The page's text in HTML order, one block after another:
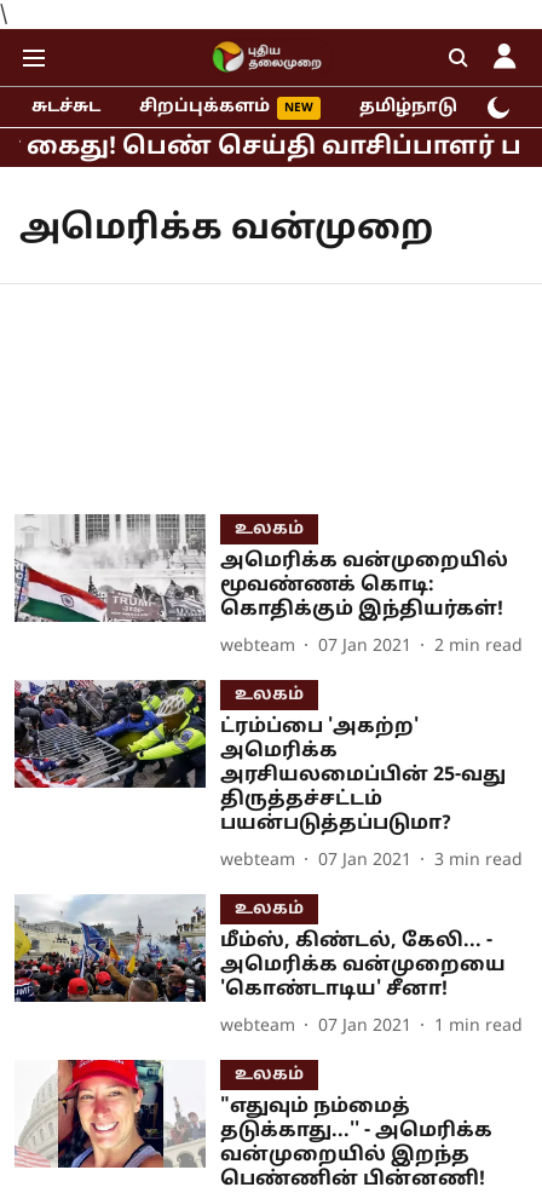
\
சுடச்சுட சிறப்புக்களம் தமிழ்நாடு
கைது! பெண் செய்தி வாசிப்பாளர்
அமெரிக்க வன்முறை
உலகம்
அமெரிக்க வன்முறையில்
மூவண்ணக் கொடி:
கொதிக்கும் இந்தியர்கள்!
webteam 07 Jan 2021 2 min read
உலகம்
ட்ரம்ப்பை 'அகற்ற'
அமெரிக்க
அரசியலமைப்பின் 25-வது
திருத்தச்சட்டம்
பயன்படுத்தப்படுமா?
webteam 07 Jan 2021 3 min read
உலகம்
மீம்ஸ், கிண்டல், கேலி... -
அமெரிக்க வன்முறையை
'கொண்டாடிய' சீனா!
webteam 07 Jan 2021 1 min read
உலகம்
"எதுவும் நம்மைத்
தடுக்காது...'' - அமெரிக்க
வன்முறையில் இறந்த
பெண்ணின் பின்னணி!